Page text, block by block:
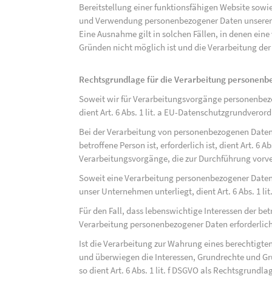
Bereitstellung einer funktionsfähigen Website
und Verwendung personenbezogener Daten
Eine Ausnahme gilt in solchen Fällen, in denen
Gründen nicht möglich ist und die Verarbeitung
Rechtsgrundlage für die Verarbeitung
Soweit wir für Verarbeitungsvorgänge
dient Art. 6 Abs. 1 lit. a EU-
Bei der Verarbeitung von personenbezogenen
betroffene Person ist, erforderlich ist, dient Art. 6
Verarbeitungsvorgänge, die zur Durchführung
Soweit eine Verarbeitung personenbezogener
unser Unternehmen unterliegt, dient Art. 6 Abs. 1
Für den Fall, dass lebenswichtige Interessen der
Verarbeitung personenbezogener Daten
Ist die Verarbeitung zur Wahrung eines
und überwiegen die Interessen, Grundrechte und
so dient Art. 6 Abs. 1 lit. f DSGVO als